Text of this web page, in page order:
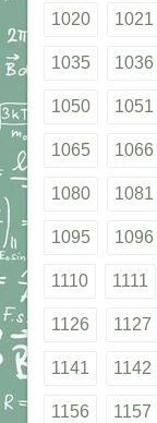
1020 1021
1035 1036
1050 1051
1065 1066
1080 1081
1095 1096
1110 1111
1126 1127
1141 1142
1156 1157